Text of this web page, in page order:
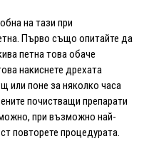
на тази при
Първо също опитайте да
петна това обаче
накиснете дрехата
или поне за няколко часа
почистващи препарати
при възможно най-
повторете процедурата.